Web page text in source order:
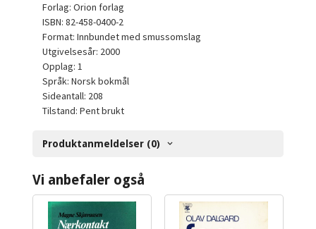
Forlag: Orion forlag
ISBN: 82-458-0400-2
Format: Innbundet med smussomslag
Utgivelsesår: 2000
Opplag: 1
Språk: Norsk bokmål
Sideantall: 208
Tilstand: Pent brukt
Produktanmeldelser (0)
Vi anbefaler også